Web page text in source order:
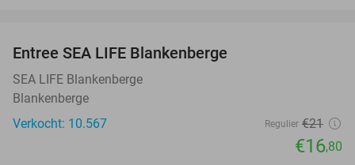
Entree SEA LIFE Blankenberge
SEA LIFE Blankenberge
Blankenberge
Verkocht: 10.567
Regulier €21
€16,80